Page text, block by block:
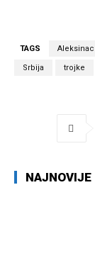
TAGS Aleksinac
Srbija trojke
NAJNOVIJE